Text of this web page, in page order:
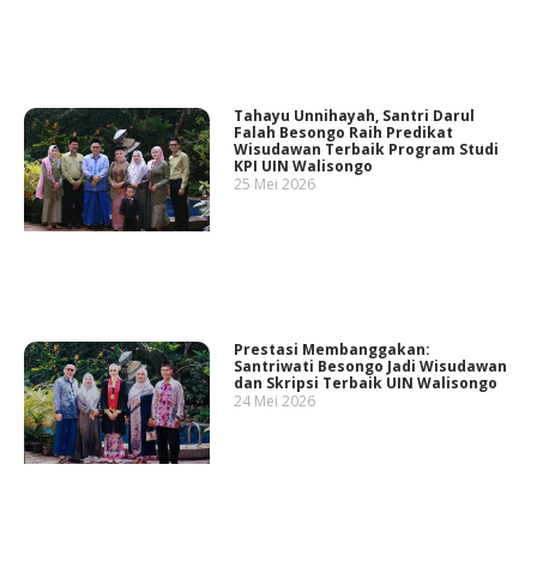
Tahayu Unnihayah, Santri Darul
Falah Besongo Raih Predikat
Wisudawan Terbaik Program Studi
KPI UIN Walisongo
25 Mei 2026
Prestasi Membanggakan:
Santriwati Besongo Jadi Wisudawan
dan Skripsi Terbaik UIN Walisongo
24 Mei 2026